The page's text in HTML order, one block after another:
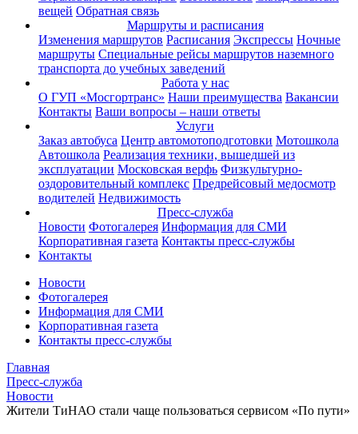
вещей Обратная связь
Маршруты и расписания
Изменения маршрутов Расписания Экспрессы Ночные
маршруты Специальные рейсы маршрутов наземного
транспорта до учебных заведений
Работа у нас
О ГУП «Мосгортранс» Наши преимущества Вакансии
Контакты Ваши вопросы – наши ответы
Услуги
Заказ автобуса Центр автомотоподготовки Мотошкола
Автошкола Реализация техники, вышедшей из
эксплуатации Московская верфь Физкультурно-
оздоровительный комплекс Предрейсовый медосмотр
водителей Недвижимость
Пресс-служба
Новости Фотогалерея Информация для СМИ
Корпоративная газета Контакты пресс-службы
Контакты
Новости
Фотогалерея
Информация для СМИ
Корпоративная газета
Контакты пресс-службы
Главная
Пресс-служба
Новости
Жители ТиНАО стали чаще пользоваться сервисом «По пути»